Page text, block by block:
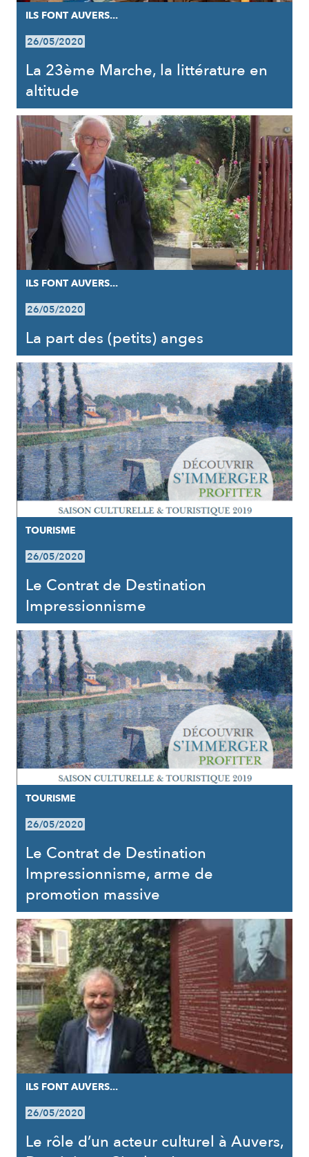
ILS FONT AUVERS...
26/05/2020
La 23ème Marche, la littérature en
altitude
ILS FONT AUVERS...
26/05/2020
La part des (petits) anges
TOURISME
26/05/2020
Le Contrat de Destination
Impressionnisme
TOURISME
26/05/2020
Le Contrat de Destination
Impressionnisme, arme de
promotion massive
ILS FONT AUVERS...
26/05/2020
Le rôle d’un acteur culturel à Auvers,